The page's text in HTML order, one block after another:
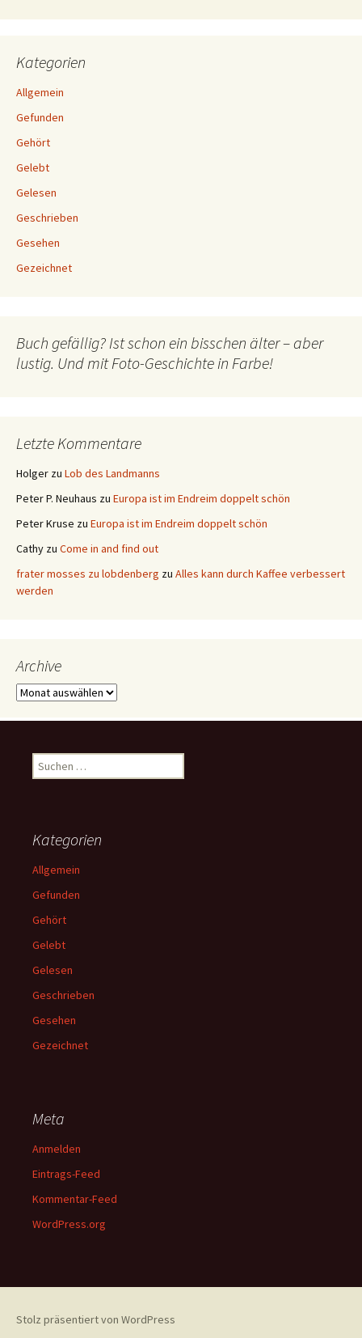
Kategorien
Allgemein
Gefunden
Gehört
Gelebt
Gelesen
Geschrieben
Gesehen
Gezeichnet
Buch gefällig? Ist schon ein bisschen älter – aber
lustig. Und mit Foto-Geschichte in Farbe!
Letzte Kommentare
Holger zu Lob des Landmanns
Peter P. Neuhaus zu Europa ist im Endreim doppelt schön
Peter Kruse zu Europa ist im Endreim doppelt schön
Cathy zu Come in and find out
frater mosses zu lobdenberg zu Alles kann durch Kaffee verbessert
werden
Archive
Archive
Suchen
nach:
Kategorien
Allgemein
Gefunden
Gehört
Gelebt
Gelesen
Geschrieben
Gesehen
Gezeichnet
Meta
Anmelden
Eintrags-Feed
Kommentar-Feed
WordPress.org
Stolz präsentiert von WordPress